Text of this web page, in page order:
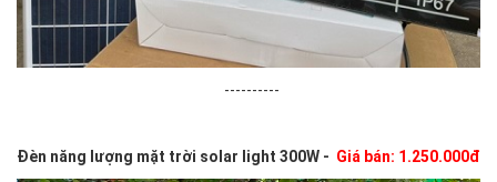
----------
Đèn năng lượng mặt trời solar light 300W - Giá bán: 1.250.000đ